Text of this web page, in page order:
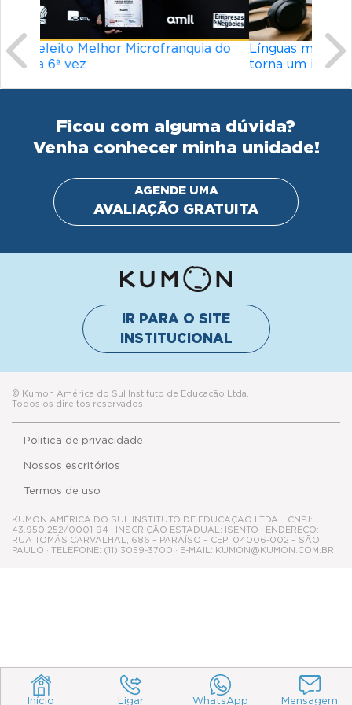
Início Ligar WhatsApp Mensagem
Línguas mais difíceis do mundo: o que
torna um idioma desafiador?
Ficou com alguma dúvida?
Venha conhecer minha unidade!
AGENDE UMA
AVALIAÇÃO GRATUITA
IR PARA O SITE
INSTITUCIONAL
© Kumon América do Sul Instituto de Educacão Ltda.
Todos os direitos reservados
Política de privacidade
Termos de uso
Nossos escritórios
KUMON AMÉRICA DO SUL INSTITUTO DE EDUCAÇÃO LTDA. · CNPJ:
43.950.252/0001-94 · INSCRIÇÃO ESTADUAL: ISENTO · ENDEREÇO:
RUA TOMÁS CARVALHAL, 686 – PARAÍSO – CEP: 04006-002 – SÃO
PAULO · TELEFONE: (11) 3059-3700 · E-MAIL: KUMON@KUMON.COM.BR